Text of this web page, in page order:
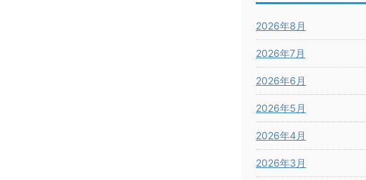
2026年8月
2026年7月
2026年6月
2026年5月
2026年4月
2026年3月